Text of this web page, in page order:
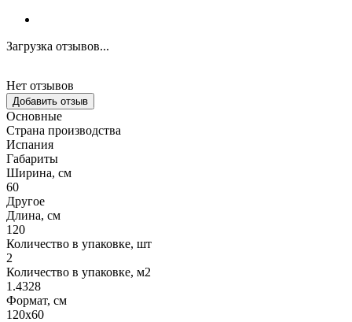
Загрузка отзывов...
Нет отзывов
Добавить отзыв
Основные
Страна производства
Испания
Габариты
Ширина, см
60
Другое
Длина, см
120
Количество в упаковке, шт
2
Количество в упаковке, м2
1.4328
Формат, см
120x60